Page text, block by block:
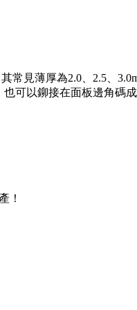
見薄厚為2.0、2.5、
可以鉚接在面板邊角碼
！